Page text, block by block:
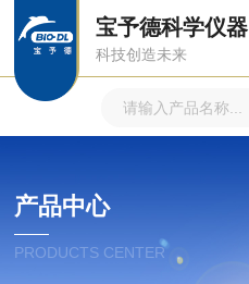
宝予德科学仪器
科技创造未来
产品中心
PRODUCTS CENTER